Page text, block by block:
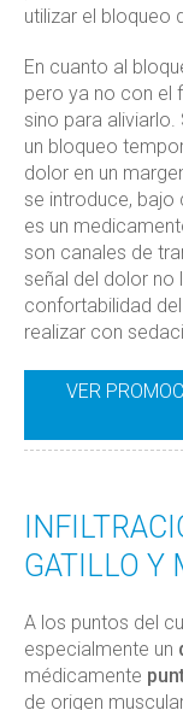
utilizar el bloqueo
En cuanto al
pero ya no con el
sino para
un bloqueo
dolor en un
se introduce, bajo
es un
son canales de
señal del dolor no
confortabilidad
realizar con
VER
GATILLO Y
A los puntos del
especialmente un
médicamente
de origen